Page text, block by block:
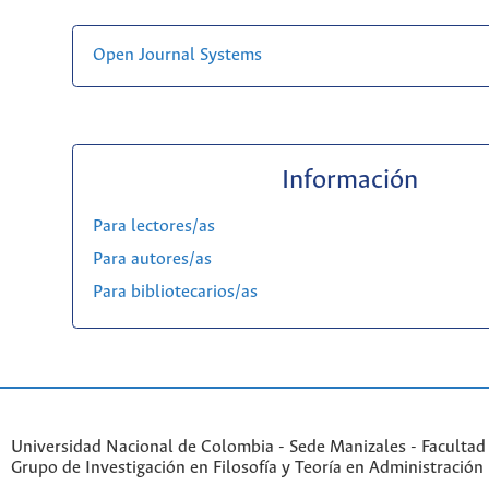
Open Journal Systems
Información
Para lectores/as
Para autores/as
Para bibliotecarios/as
Universidad Nacional de Colombia - Sede Manizales -
Grupo de Investigación en Filosofía y Teoría en Administración